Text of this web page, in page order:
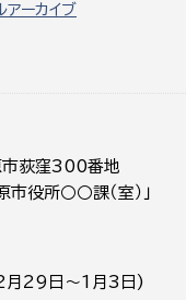
ーカイブ
荻窪300番地
役所○○課（室）」
月29日～1月3日)